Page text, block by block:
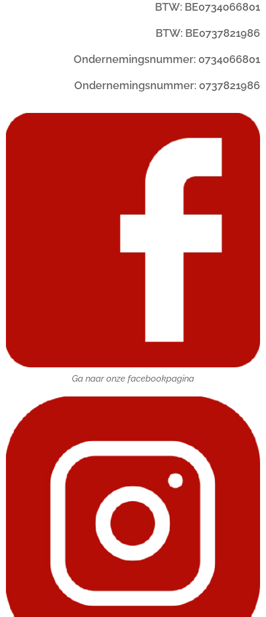
BTW: BE0734066801
BTW: BE0737821986
Ondernemingsnummer: 0734066801
Ondernemingsnummer: 0737821986
Ga naar onze facebookpagina